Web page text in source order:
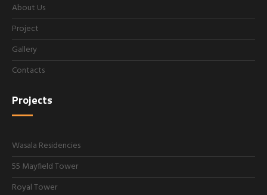
About Us
Project
Gallery
Contacts
Projects
Wasala Residencies
55 Mayfield Tower
Royal Tower